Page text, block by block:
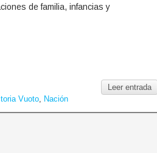
de familia, infancias y
Leer entrada
Vuoto, Nación